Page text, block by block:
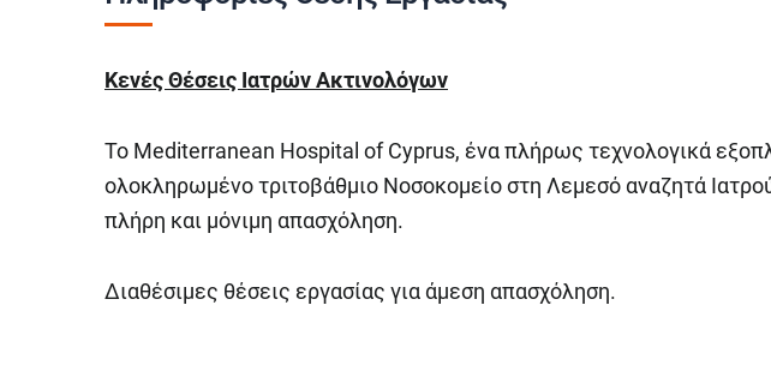
Κενές Θέσεις Ιατρών Ακτινολόγων
Το Mediterranean Hospital of Cyprus, ένα πλήρως τεχνολογικά
ολοκληρωμένο τριτοβάθμιο Νοσοκομείο στη Λεμεσό αναζητά
πλήρη και μόνιμη απασχόληση.
Διαθέσιμες θέσεις εργασίας για άμεση απασχόληση.